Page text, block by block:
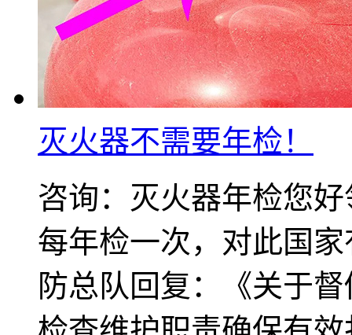
灭火器不需要年检！
咨询：灭火器年检您
每年检一次，对此国
防总队回复：《关于